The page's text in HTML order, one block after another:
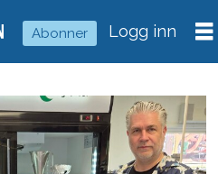
Abonner Logg inn